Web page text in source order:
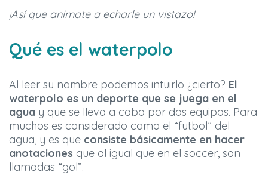
¡Así que anímate a echarle un vistazo!
Qué es el waterpolo
Al leer su nombre podemos intuirlo ¿cierto? El
waterpolo es un deporte que se juega en el
agua y que se lleva a cabo por dos equipos. Para
muchos es considerado como el “futbol” del
agua, y es que consiste básicamente en hacer
anotaciones que al igual que en el soccer, son
llamadas “gol”.